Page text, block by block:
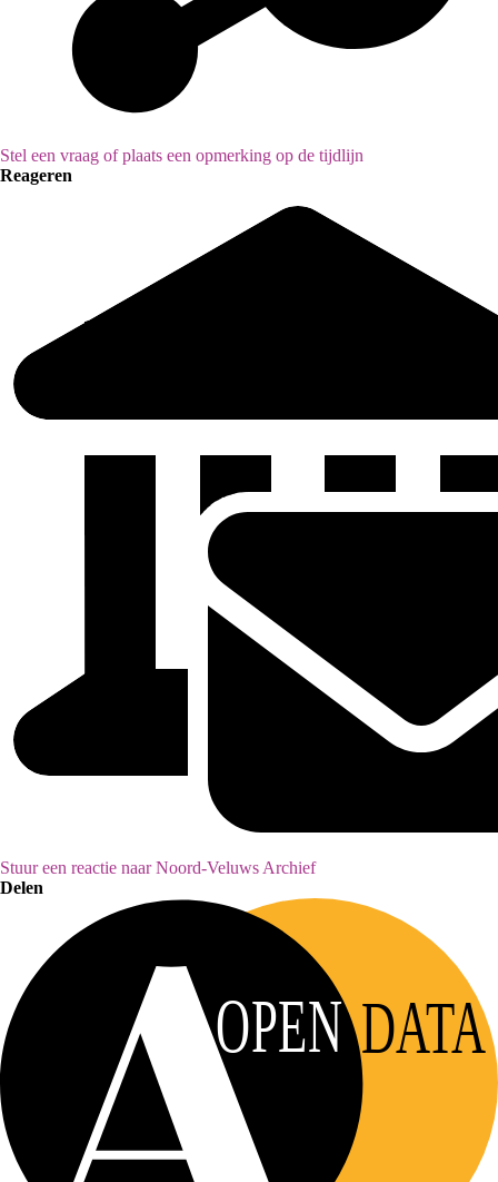
Stel een vraag of plaats een opmerking op de tijdlijn
Reageren
Stuur een reactie naar Noord-Veluws Archief
Delen
OPEN DATA